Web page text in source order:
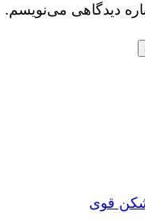
دیدگاهی می‌نویسم.
شکن قوی